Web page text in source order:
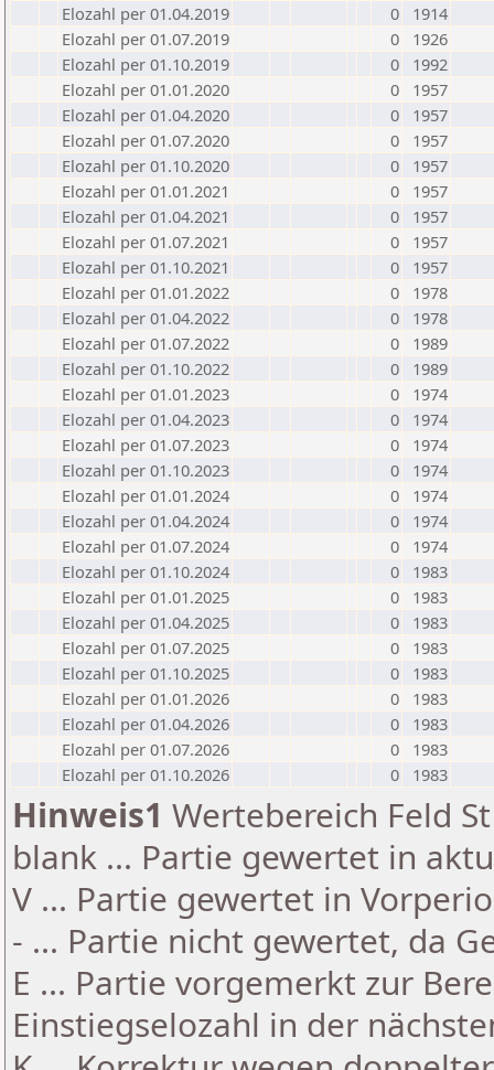
Elozahl per 01.04.2019
0
1914
Elozahl per 01.07.2019
0
1926
Elozahl per 01.10.2019
0
1992
Elozahl per 01.01.2020
0
1957
Elozahl per 01.04.2020
0
1957
Elozahl per 01.07.2020
0
1957
Elozahl per 01.10.2020
0
1957
Elozahl per 01.01.2021
0
1957
Elozahl per 01.04.2021
0
1957
Elozahl per 01.07.2021
0
1957
Elozahl per 01.10.2021
0
1957
Elozahl per 01.01.2022
0
1978
Elozahl per 01.04.2022
0
1978
Elozahl per 01.07.2022
0
1989
Elozahl per 01.10.2022
0
1989
Elozahl per 01.01.2023
0
1974
Elozahl per 01.04.2023
0
1974
Elozahl per 01.07.2023
0
1974
Elozahl per 01.10.2023
0
1974
Elozahl per 01.01.2024
0
1974
Elozahl per 01.04.2024
0
1974
Elozahl per 01.07.2024
0
1974
Elozahl per 01.10.2024
0
1983
Elozahl per 01.01.2025
0
1983
Elozahl per 01.04.2025
0
1983
Elozahl per 01.07.2025
0
1983
Elozahl per 01.10.2025
0
1983
Elozahl per 01.01.2026
0
1983
Elozahl per 01.04.2026
0
1983
Elozahl per 01.07.2026
0
1983
Elozahl per 01.10.2026
0 1983
Hinweis1 Wertebereich Feld
blank ... Partie gewertet in
V ... Partie gewertet in
- ... Partie nicht gewertet, da
E ... Partie vorgemerkt zur
Einstiegselozahl in der